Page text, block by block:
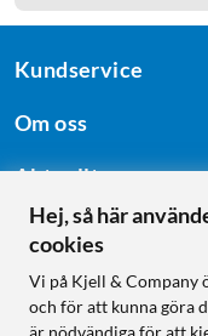
Kundservice
Om oss
Aktuellt
Följ oss
Hej, så här
cookies
Vi på Kjell & Company
och för att kunna göra
är nödvändiga för att